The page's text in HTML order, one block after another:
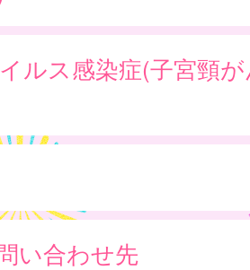
ルス感染症(子宮頸
い合わせ先